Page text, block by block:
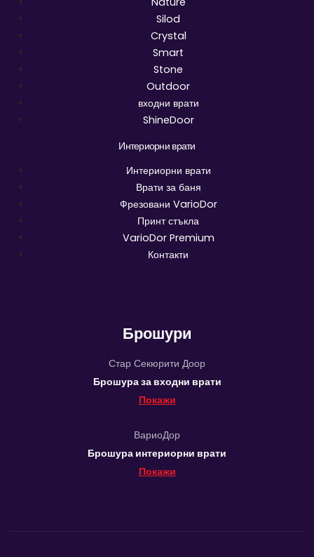
Silod
Crystal
Smart
Stone
Outdoor
входни врати
ShineDoor
Интериорни врати
Интериорни врати
Врати за баня
Фрезовани VarioDor
Принт стъкла
VarioDor Premium
Контакти
Брошури
Стар Секюрити Доор
Брошура за входни врати
Покажи
ВариоДор
Брошура интериорни врати
Покажи